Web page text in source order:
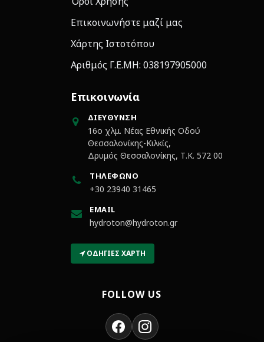
Επικοινωνήστε μαζί μας
Χάρτης Ιστοτόπου
Αριθμός Γ.Ε.ΜΗ: 038197905000
Επικοινωνία
ΔΙΕΎΘΥΝΣΗ
16ο χλμ. Νέας Εθνικής Οδού
Θεσσαλονίκης-Κιλκίς,
Δρυμός Θεσσαλονίκης, Τ.Κ. 572 00
ΤΗΛΈΦΩΝΟ
+30 23940 31465
EMAIL
hydroton@hydroton.gr
ΟΔΗΓΊΕΣ ΧΆΡΤΗ
FOLLOW US